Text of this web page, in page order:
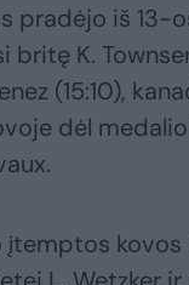
pradėjo iš 13-
britę K.
(15:10),
dėl medalio
kovos